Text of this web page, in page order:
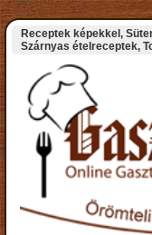
Receptek képekkel,
Szárnyas ételreceptek,